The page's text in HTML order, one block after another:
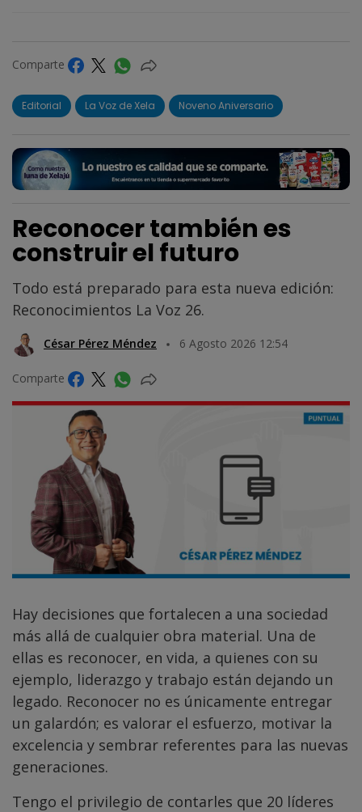
Comparte
Editorial La Voz de Xela Noveno Aniversario
Reconocer también es
construir el futuro
Todo está preparado para esta nueva edición:
Reconocimientos La Voz 26.
César Pérez Méndez 6 Agosto 2026 12:54
Comparte
Hay decisiones que fortalecen a una sociedad
más allá de cualquier obra material. Una de
ellas es reconocer, en vida, a quienes con su
ejemplo, liderazgo y trabajo están dejando un
legado. Reconocer no es únicamente entregar
un galardón; es valorar el esfuerzo, motivar la
excelencia y sembrar referentes para las nuevas
generaciones.
Tengo el privilegio de contarles que 20 líderes